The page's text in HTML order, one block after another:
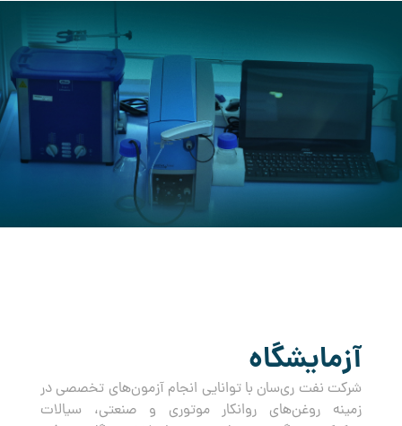
آزمایشگاه
شرکت نفت ری‌سان با توانایی انجام آزمون‌های تخصصی در
زمینه روغن‌های روانکار موتوری و صنعتی، سیالات